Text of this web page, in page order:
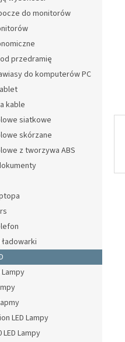
do monitorów
przedramię
do komputerów PC
kable
siatkowe
skórzane
z tworzywa ABS
Lampy
LED Lampy
Lampy